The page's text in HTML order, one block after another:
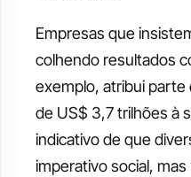
Empresas que
colhendo resultados
exemplo, atribui parte
de US$ 3,7 trilhões à
indicativo de que
imperativo social,